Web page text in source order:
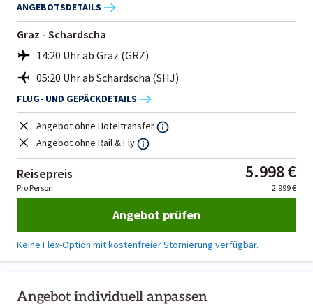
Angebot individuell anpassen
ANGEBOTSDETAILS
Graz - Schardscha
14:20 Uhr ab Graz (GRZ)
05:20 Uhr ab Schardscha (SHJ)
FLUG- UND GEPÄCKDETAILS
Angebot ohne Hoteltransfer
Angebot ohne Rail & Fly
Reisepreis 5.998 €
Pro Person 2.999 €
Angebot prüfen
Keine Flex-Option mit kostenfreier Stornierung verfügbar.